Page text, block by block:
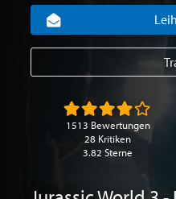
1513 Bewertungen
28 Kritiken
3.82 Sterne